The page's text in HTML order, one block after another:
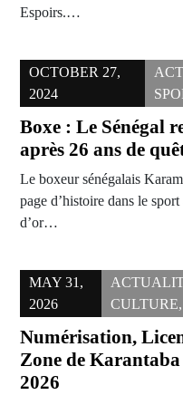
Espoirs.…
OCTOBER 27,
2024
Boxe : Le Sénégal
après 26 ans de
Le boxeur sénégalais
page d’histoire dans le
d’or…
MAY 31,
2026
CULTURE,
Numérisation,
Zone de
2026